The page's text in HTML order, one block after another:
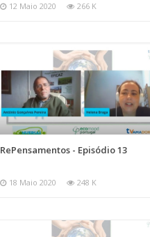
12 Maio 2020 266 K
RePensamentos - Episódio 13
18 Maio 2020 248 K